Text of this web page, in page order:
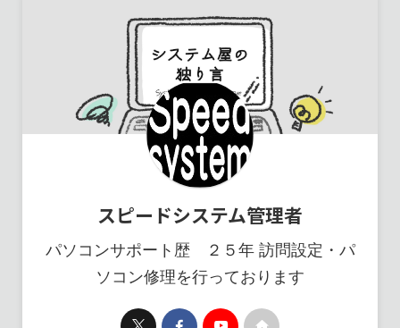
スピードシステム管理者
パソコンサポート歴 ２５年 訪問設定・パ
ソコン修理を行っております